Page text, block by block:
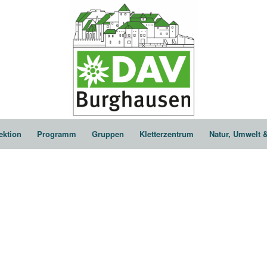
Programm Gruppen Kletterzentrum Natur, Umwelt